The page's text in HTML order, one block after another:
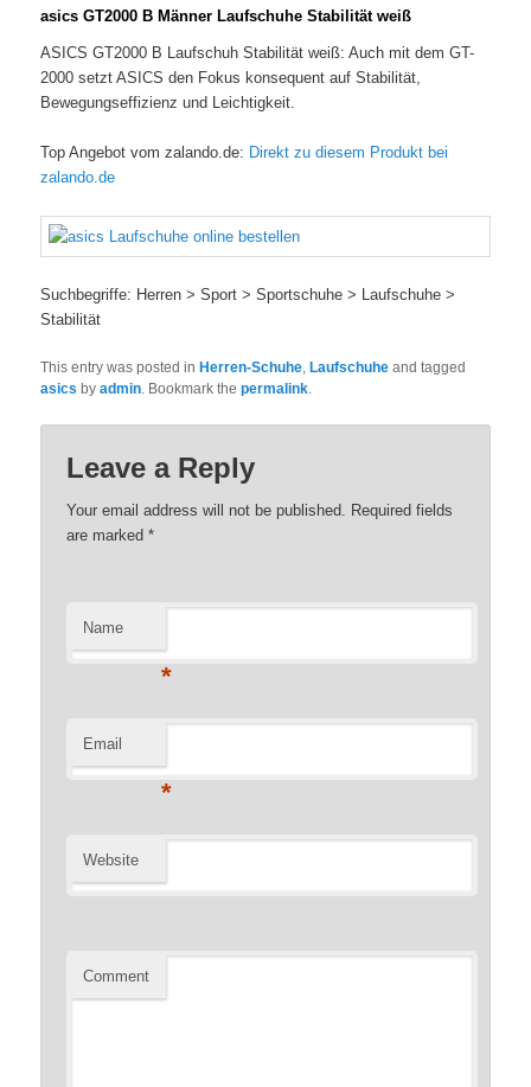
asics GT2000 B Männer Laufschuhe Stabilität weiß
ASICS GT2000 B Laufschuh Stabilität weiß: Auch mit dem GT-
2000 setzt ASICS den Fokus konsequent auf Stabilität,
Bewegungseffizienz und Leichtigkeit.
Top Angebot vom zalando.de: Direkt zu diesem Produkt bei
zalando.de
Suchbegriffe: Herren > Sport > Sportschuhe > Laufschuhe >
Stabilität
This entry was posted inHerren-Schuhe,Laufschuhe and tagged
asics byadmin. Bookmark thepermalink.
Leave a Reply
Your email address will not be published. Required fields
are marked*
Name
*
Email
*
Website
Comment